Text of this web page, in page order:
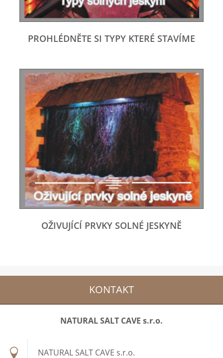
PROHLÉDNĚTE SI TYPY KTERÉ STAVÍME
OŽIVUJÍCÍ PRVKY SOLNÉ JESKYNĚ
KONTAKT
NATURAL SALT CAVE s.r.o.
NATURAL SALT CAVE s.r.o.